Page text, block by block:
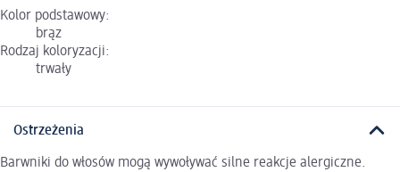
Kolor podstawowy:
brąz
Rodzaj koloryzacji:
trwały
Ostrzeżenia
Barwniki do włosów mogą wywoływać silne reakcje alergiczne.